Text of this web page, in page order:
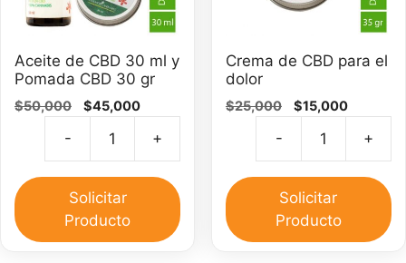
Aceite de CBD 30 ml y
Pomada CBD 30 gr
$50,000
El
original
era:
$50,000.
$45,000El
actual
es:
$45,000.
-
CBD
30
+
Solicitar
Producto
Crema de CBD para el
dolor
$25,000
El
original
era:
$25,000.
$15,000El
actual
es:
$15,000.
- +
Solicitar
Producto